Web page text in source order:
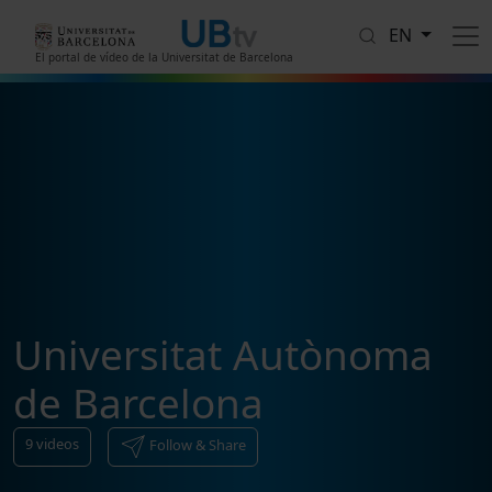
El portal de vídeo de la Universitat de Barcelona
EN
Universitat Autònoma
de Barcelona
9videos Follow & Share